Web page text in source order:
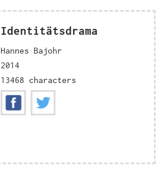
Identitätsdrama
Hannes Bajohr
2014
13468 characters